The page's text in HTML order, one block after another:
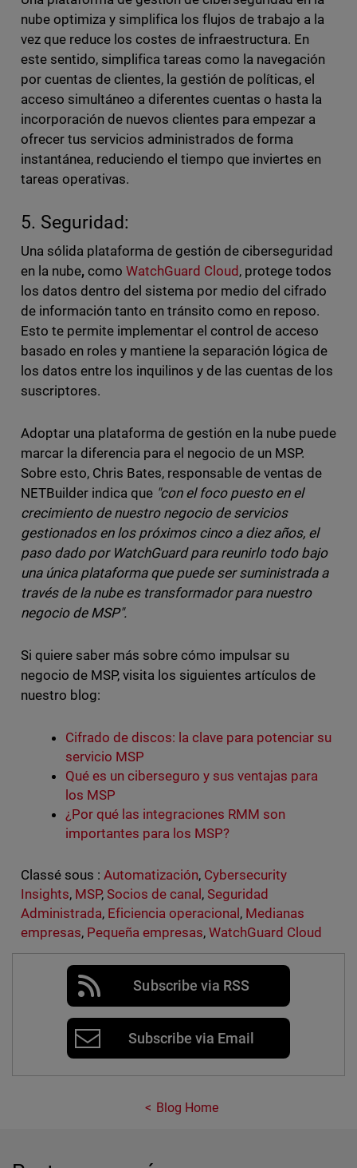
nube optimiza y simplifica los flujos de trabajo a la
vez que reduce los costes de infraestructura. En
este sentido, simplifica tareas como la navegación
por cuentas de clientes, la gestión de políticas, el
acceso simultáneo a diferentes cuentas o hasta la
incorporación de nuevos clientes para empezar a
ofrecer tus servicios administrados de forma
instantánea, reduciendo el tiempo que inviertes en
tareas operativas.
5. Seguridad:
Una sólida plataforma de gestión de ciberseguridad
en la nube, como WatchGuard Cloud , protege todos
los datos dentro del sistema por medio del cifrado
de información tanto en tránsito como en reposo.
Esto te permite implementar el control de acceso
basado en roles y mantiene la separación lógica de
los datos entre los inquilinos y de las cuentas de los
suscriptores.
Adoptar una plataforma de gestión en la nube puede
marcar la diferencia para el negocio de un MSP.
Sobre esto, Chris Bates, responsable de ventas de
NETBuilder indica que "con el foco puesto en el
crecimiento de nuestro negocio de servicios
gestionados en los próximos cinco a diez años, el
paso dado por WatchGuard para reunirlo todo bajo
una única plataforma que puede ser suministrada a
través de la nube es transformador para nuestro
negocio de MSP".
Si quiere saber más sobre cómo impulsar su
negocio de MSP, visita los siguientes artículos de
nuestro blog:
Cifrado de discos: la clave para potenciar su
servicio MSP
Qué es un ciberseguro y sus ventajas para
los MSP
¿Por qué las integraciones RMM son
importantes para los MSP?
Classé sous : Automatización, Cybersecurity
Insights, MSP, Socios de canal ,Seguridad
Administrada, Eficiencia operacional , Medianas
empresas, Pequeña empresas, WatchGuard Cloud
Subscribe via RSS
Subscribe via Email
Blog Home